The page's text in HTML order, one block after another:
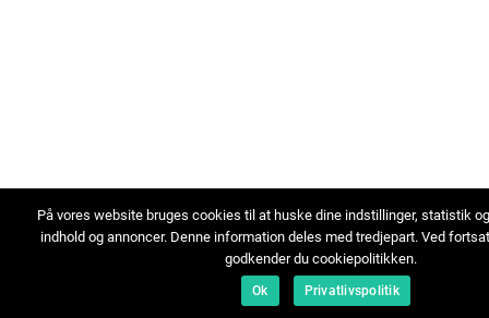
På vores website bruges cookies til at huske dine indstillinger, statistik
indhold og annoncer. Denne information deles med tredjepart. Ved
godkender du cookiepolitikken.
Ok Privatlivspolitik